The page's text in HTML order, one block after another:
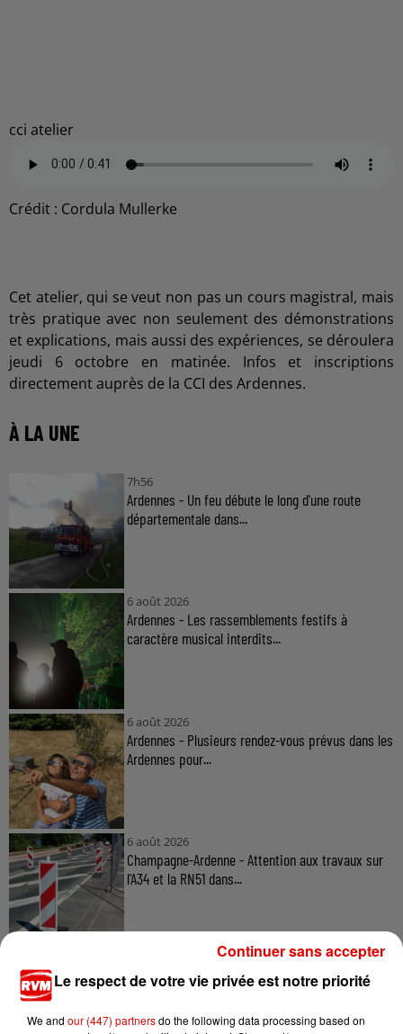
cci atelier
Crédit : Cordula Mullerke
Cet atelier, qui se veut non pas un cours magistral, mais
très pratique avec non seulement des démonstrations
et explications, mais aussi des expériences, se déroulera
jeudi 6 octobre en matinée. Infos et inscriptions
directement auprès de la CCI des Ardennes.
À LA UNE
7h56
Ardennes - Un feu débute le long d'une route
départementale dans...
6 août 2026
Ardennes - Les rassemblements festifs à
caractère musical interdits...
6 août 2026
Ardennes - Plusieurs rendez-vous prévus dans les
Ardennes pour...
6 août 2026
Champagne-Ardenne - Attention aux travaux sur
l'A34 et la RN51 dans...
Le respect de votre vie privée est notre priorité
We and our (447) partnersdo the following data processing based on
Continuer sans accepter